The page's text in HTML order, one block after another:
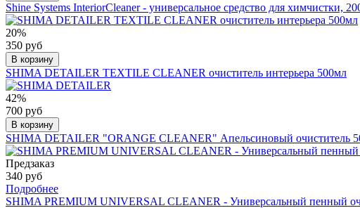
Shine Systems InteriorCleaner - универсальное средство для химчистки,
20%
350 руб
В корзину
SHIMA DETAILER TEXTILE CLEANER очиститель интерьера 500мл
42%
700 руб
В корзину
SHIMA DETAILER "ORANGE CLEANER" Апельсиновый очиститель
Предзаказ
340 руб
Подробнее
SHIMA PREMIUM UNIVERSAL CLEANER - Универсальный пенный